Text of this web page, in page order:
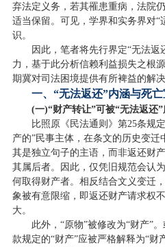
弃法定义务，若其罹患重病，法院
适当保留。可见，学界和实务界对“
识。
因此，笔者将先行界定“无法返
力，基于此分析信赖利益损失之根
期冀对司法困境提供有所裨益的解决
一、“无法返还”内涵与死
(一)“财产转让”可被“无法返还
比照原《民法通则》第25条规
产的”民事主体，在条文的历史变迁
其是独立句子的主语，而非返还财
其属后者。因此，仅凭旧规范会认
何取得财产者。相反结合文义变迁
象被有意限缩，即返还财产请求权
大。
此外，“原物”被修改为“财产”
款规定的“财产”应被严格解释为“财